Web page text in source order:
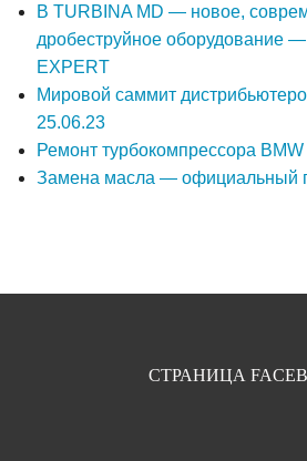
В TURBINA MD — новое,
дробеструйное оборудование
EXPERT
Мировой саммит
25.06.23
Ремонт турбокомпрессора
Замена масла — официальный
СТРАНИЦА